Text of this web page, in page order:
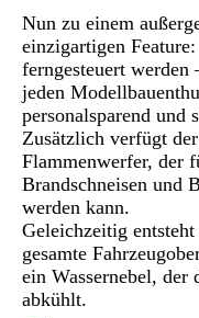
Nun zu einem
einzigartigen
ferngesteuert
jeden
personalsparend und
Zusätzlich verfügt
Flammenwerfer, der
Brandschneisen und
werden kann.
Geleichzeitig
gesamte
ein Wassernebel, der
abkühlt.